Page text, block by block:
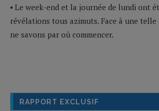
▪ Le week-end et la journée de lundi ont
révélations tous azimuts. Face à une
ne savons par où commencer.
RAPPORT EXCLUSIF